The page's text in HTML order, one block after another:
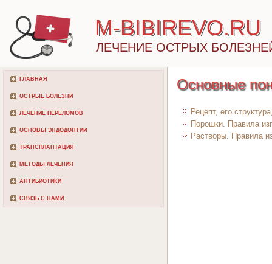
M-BIBIREVO.RU
ЛЕЧЕНИЕ ОСТРЫХ
ГЛАВНАЯ
ОСТРЫЕ БОЛЕЗНИ
ЛЕЧЕНИЕ ПЕРЕЛОМОВ
ОСНОВЫ ЭНДОДОНТИИ
ТРАНСПЛАНТАЦИЯ
МЕТОДЫ ЛЕЧЕНИЯ
АНТИБИОТИКИ
СВЯЗЬ С НАМИ
Основные
Рецепт, его
Порошки. Правила
Растворы. Правила